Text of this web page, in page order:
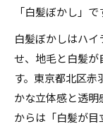
「白髪ぼかし」で
白髪ぼかしはハ
せ、地毛と白髪が
す。東京都北区赤
かな立体感と透明
からは「白髪が目